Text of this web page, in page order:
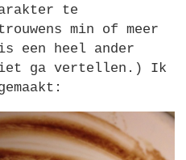
te
min of meer
een heel ander
ga vertellen.) Ik